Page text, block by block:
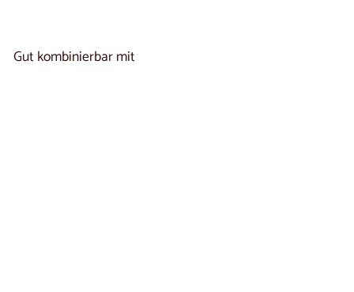
Gut kombinierbar mit